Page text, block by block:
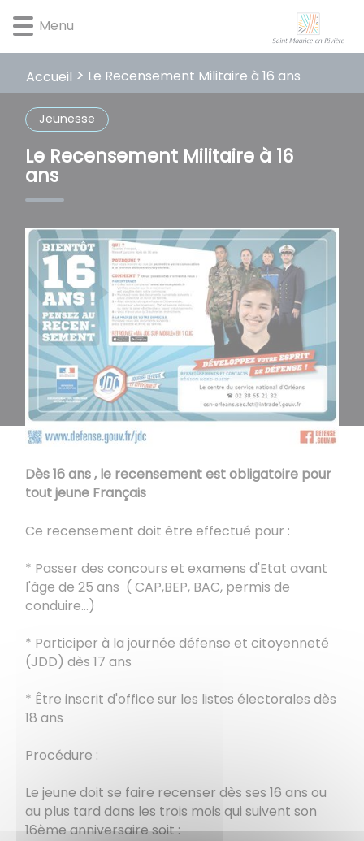
d'accès
menu
d'accès
contenu
principal
d'accès
recherche
d'accès
pied
page
Menu
Accueil Le Recensement Militaire à 16 ans
Jeunesse
Le Recensement Militaire à 16
ans
Dès 16 ans , le recensement est obligatoire pour
tout jeune Français
Ce recensement doit être effectué pour :
* Passer des concours et examens d'Etat avant
l'âge de 25 ans ( CAP,BEP, BAC, permis de
conduire...)
* Participer à la journée défense et citoyenneté
(JDD) dès 17 ans
* Être inscrit d'office sur les listes électorales dès
18 ans
Procédure :
Le jeune doit se faire recenser dès ses 16 ans ou
au plus tard dans les trois mois qui suivent son
16ème anniversaire soit :